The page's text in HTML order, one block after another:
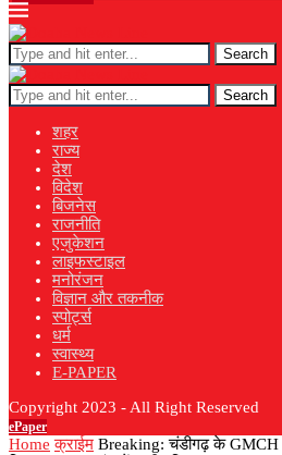
Search
Search
शहर
राज्य
देश
विदेश
बिजनेस
राजनीति
एजुकेशन
लाइफस्टाइल
मनोरंजन
विज्ञान और तकनीक
स्पोर्ट्स
धर्म
स्वास्थ्य
E-PAPER
Copyright 2023 - All Right Reserved
ePaper
Home क्राईम Breaking: चंडीगढ़ के